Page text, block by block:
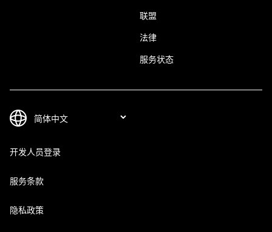
联盟
法律
服务状态
开发人员登录
服务条款
隐私政策